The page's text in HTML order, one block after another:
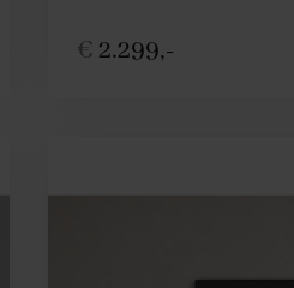
€ 2.299,-